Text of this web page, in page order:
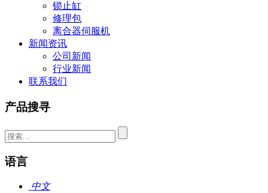
锁止缸
修理包
离合器伺服机
新闻资讯
公司新闻
行业新闻
联系我们
产品搜寻
语言
中文